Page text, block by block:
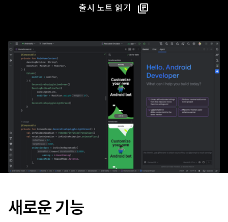
출시 노트 읽기
새로운 기능